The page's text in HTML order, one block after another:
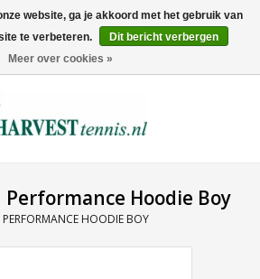
0 Artikelen - €0,00
Hoodie Boy
HOODIE BOY
website, ga je akkoord met het gebruik van
te verbeteren.
Dit bericht verbergen
Meer over cookies »